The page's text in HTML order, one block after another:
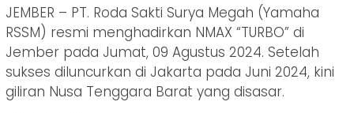
JEMBER – PT. Roda Sakti Surya Megah (Yamaha
RSSM) resmi menghadirkan NMAX “TURBO” di
Jember pada Jumat, 09 Agustus 2024. Setelah
sukses diluncurkan di Jakarta pada Juni 2024, kini
giliran Nusa Tenggara Barat yang disasar.